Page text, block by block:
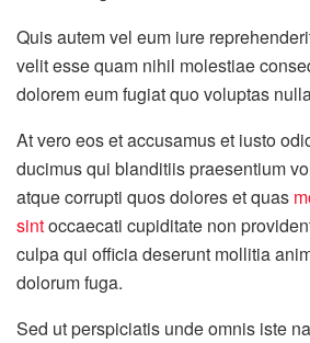
Quis autem vel eum iure
velit esse quam nihil molestiae
dolorem eum fugiat quo voluptas
At vero eos et accusamus et iusto
ducimus qui blanditiis praesentium
atque corrupti quos dolores et quas
sintoccaecati cupiditate non
culpa qui officia deserunt mollitia
dolorum fuga.
Sed ut perspiciatis unde omnis iste